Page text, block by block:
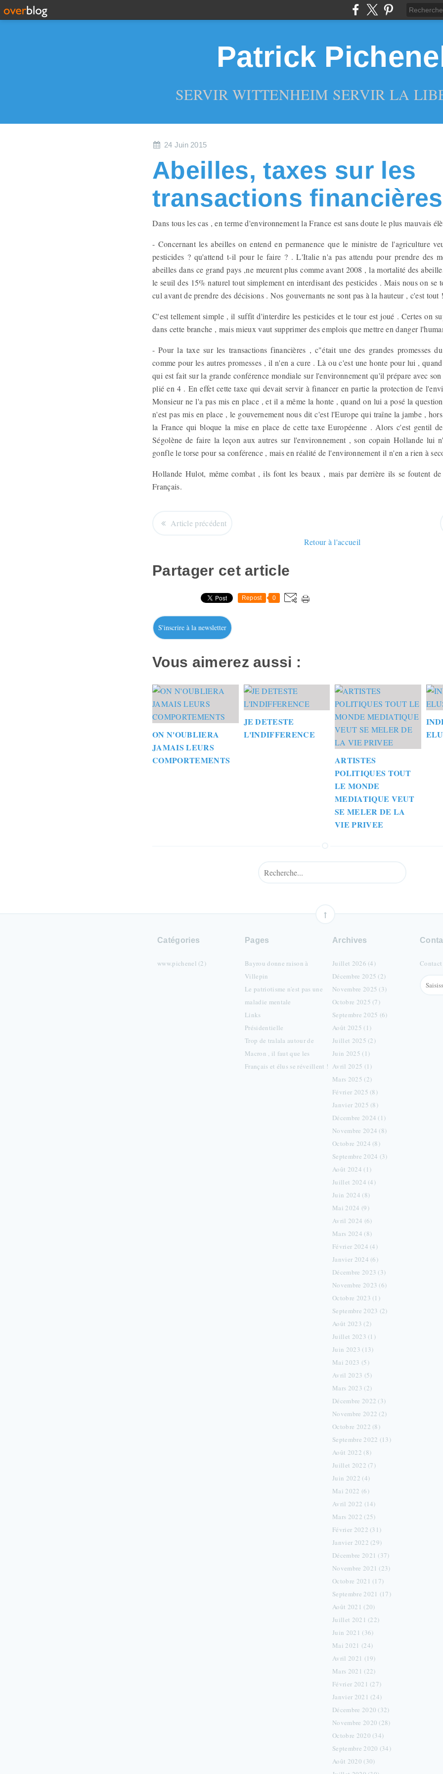
Patrick
SERVIR WITTENHEIM SERVIR LA
24 Juin 2015
Abeilles, taxes sur les
transactions financières
Dans tous les cas , en terme d'environnement la France est sans doute le plus mauvais
- Concernant les abeilles on entend en permanence que le ministre de l'agriculture
pesticides ? qu'attend t-il pour le faire ? . L'Italie n'a pas attendu pour prendre des
abeilles dans ce grand pays ,ne meurent plus comme avant 2008 , la mortalité des
le seuil des 15% naturel tout simplement en interdisant des pesticides . Mais nous on se
cul avant de prendre des décisions . Nos gouvernants ne sont pas à la hauteur , c'est
C'est tellement simple , il suffit d'interdire les pesticides et le tour est joué . Certes on
dans cette branche , mais mieux vaut supprimer des emplois que mettre en danger
- Pour la taxe sur les transactions financières , c"était une des grandes promesses
comme pour les autres promesses , il n'en a cure . Là ou c'est une honte pour lui ,
qui est fait sur la grande conférence mondiale sur l'environnement qu'il prépare avec
plié en 4 . En effet cette taxe qui devait servir à financer en partie la protection de
Monsieur ne l'a pas mis en place , et il a même la honte , quand on lui a posé la
n'est pas mis en place , le gouvernement nous dit c'est l'Europe qui traîne la jambe ,
la France qui bloque la mise en place de cette taxe Européenne . Alors c'est gentil
Ségolène de faire la leçon aux autres sur l'environnement , son copain Hollande lui
gonfle le torse pour sa conférence , mais en réalité de l'environnement il n'en a rien à
Hollande Hulot, même combat , ils font les beaux , mais par derrière ils se foutent
Français.
Article précédent
Retour à l'accueil
Partager cet article
Repost 0
S'inscrire à la newsletter
Vous aimerez aussi :
ON N'OUBLIERA
JAMAIS LEURS
COMPORTEMENTS
JE DETESTE
L'INDIFFERENCE
ARTISTES
POLITIQUES TOUT
LE MONDE
MEDIATIQUE VEUT
SE MELER DE LA
VIE PRIVEE
Catégories
www.pichenel (2)
Pages
Bayrou donne raison à
Villepin
Le patriotisme n'est pas une
maladie mentale
Links
Présidentielle
Trop de tralala autour de
Macron , il faut que les
Français et élus se réveillent !
Archives
Juillet 2026 (4)
Décembre 2025 (2)
Novembre 2025 (3)
Octobre 2025 (7)
Septembre 2025 (6)
Août 2025 (1)
Juillet 2025 (2)
Juin 2025 (1)
Avril 2025 (1)
Mars 2025 (2)
Février 2025 (8)
Janvier 2025 (8)
Décembre 2024 (1)
Novembre 2024 (8)
Octobre 2024 (8)
Septembre 2024 (3)
Août 2024 (1)
Juillet 2024 (4)
Juin 2024 (8)
Mai 2024 (9)
Avril 2024 (6)
Mars 2024 (8)
Février 2024 (4)
Janvier 2024 (6)
Décembre 2023 (3)
Novembre 2023 (6)
Octobre 2023 (1)
Septembre 2023 (2)
Août 2023 (2)
Juillet 2023 (1)
Juin 2023 (13)
Mai 2023 (5)
Avril 2023 (5)
Mars 2023 (2)
Décembre 2022 (3)
Novembre 2022 (2)
Octobre 2022 (8)
Septembre 2022 (13)
Août 2022 (8)
Juillet 2022 (7)
Juin 2022 (4)
Mai 2022 (6)
Avril 2022 (14)
Mars 2022 (25)
Février 2022 (31)
Janvier 2022 (29)
Décembre 2021 (37)
Novembre 2021 (23)
Octobre 2021 (17)
Septembre 2021 (17)
Août 2021 (20)
Juillet 2021 (22)
Juin 2021 (36)
Mai 2021 (24)
Avril 2021 (19)
Mars 2021 (22)
Février 2021 (27)
Janvier 2021 (24)
Décembre 2020 (32)
Novembre 2020 (28)
Octobre 2020 (34)
Septembre 2020 (34)
Août 2020 (30)
Contact